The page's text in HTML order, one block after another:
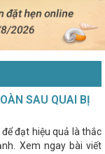
SAU QUAI BỊ
đạt hiệu quả là thắc
Xem ngay bài viết